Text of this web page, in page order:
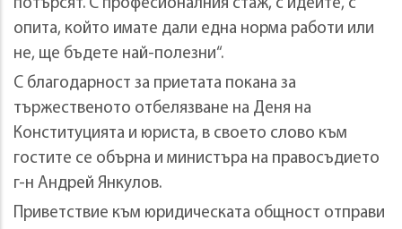
потърсят. С професионалния стаж, с идеите, с
опита, който имате дали една норма работи или
не, ще бъдете най-полезни“.
С благодарност за приетата покана за
тържественото отбелязване на Деня на
Конституцията и юриста, в своето слово към
гостите се обърна и министъра на правосъдието
г-н Андрей Янкулов.
Приветствие към юридическата общност отправи